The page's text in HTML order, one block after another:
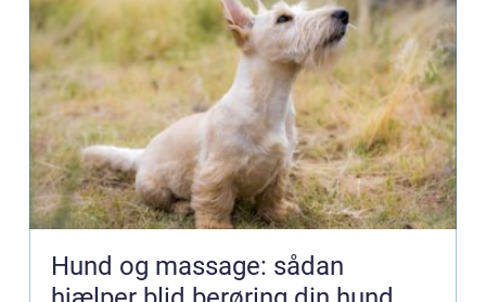
Hund og massage: sådan